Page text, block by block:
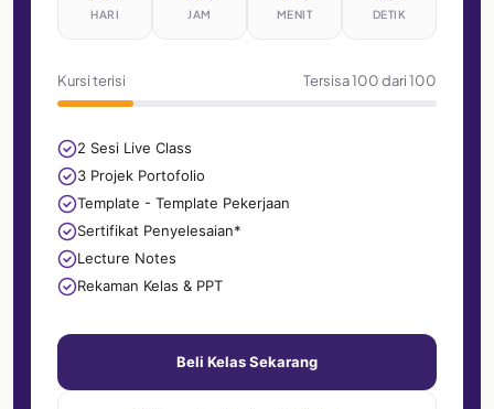
HARI JAM MENIT DETIK
Kursi terisi Tersisa 100 dari 100
2 Sesi Live Class
3 Projek Portofolio
Template - Template Pekerjaan
Sertifikat Penyelesaian*
Lecture Notes
Rekaman Kelas & PPT
Beli Kelas Sekarang